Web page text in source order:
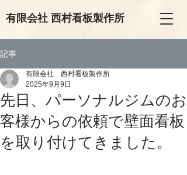
有限会社西村看板製作所
記事
先日、パーソナルジムのお
客様からの依頼で壁面看板
を取り付けてきました。
有限会社 西村看板製作所
2025年9月9日